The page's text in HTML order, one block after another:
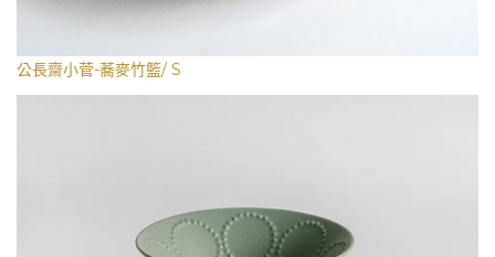
公長齋小菅-蕎麥竹籃/ S